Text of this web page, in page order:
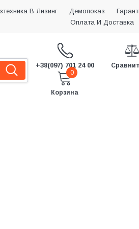
В Лизинг Демопоказ
Оплата И Доставка
+38(097) 701 24 00
0
Корзина